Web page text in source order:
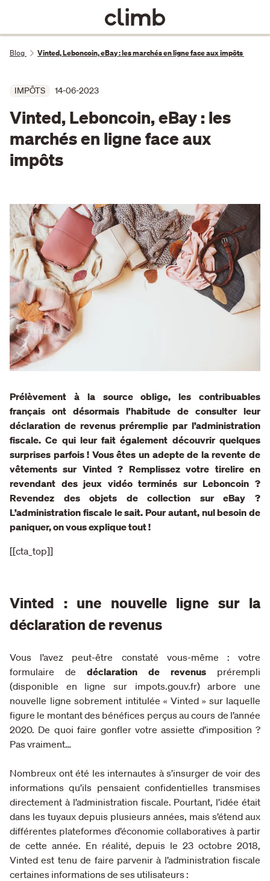
Blog Vinted, Leboncoin, eBay : les marchés en ligne face aux impôts
IMPÔTS 14-06-2023
Vinted, Leboncoin, eBay : les
marchés en ligne face aux
impôts
Prélèvement à la source oblige, les contribuables
français ont désormais l’habitude de consulter leur
déclaration de revenus préremplie par l’administration
fiscale. Ce qui leur fait également découvrir quelques
surprises parfois ! Vous êtes un adepte de la revente de
vêtements sur Vinted ? Remplissez votre tirelire en
revendant des jeux vidéo terminés sur Leboncoin ?
Revendez des objets de collection sur eBay ?
L’administration fiscale le sait. Pour autant, nul besoin de
paniquer, on vous explique tout !
[[cta_top]]
Vinted : une nouvelle ligne sur la
déclaration de revenus
Vous l’avez peut-être constaté vous-même : votre
formulaire de déclaration de revenus prérempli
(disponible en ligne sur impots.gouv.fr) arbore une
nouvelle ligne sobrement intitulée « Vinted » sur laquelle
figure le montant des bénéfices perçus au cours de l’année
2020. De quoi faire gonfler votre assiette d’imposition ?
Pas vraiment…
Nombreux ont été les internautes à s’insurger de voir des
informations qu’ils pensaient confidentielles transmises
directement à l’administration fiscale. Pourtant, l’idée était
dans les tuyaux depuis plusieurs années, mais s’étend aux
différentes plateformes d’économie collaboratives à partir
de cette année. En réalité, depuis le 23 octobre 2018,
Vinted est tenu de faire parvenir à l’administration fiscale
certaines informations de ses utilisateurs :